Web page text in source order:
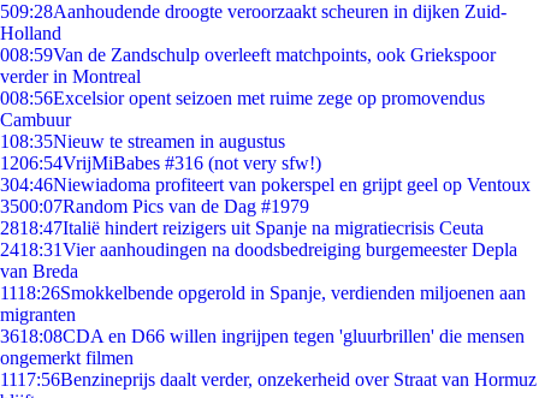
509:28Aanhoudende droogte veroorzaakt scheuren in dijken Zuid-
Holland
008:59Van de Zandschulp overleeft matchpoints, ook Griekspoor
verder in Montreal
008:56Excelsior opent seizoen met ruime zege op promovendus
Cambuur
108:35Nieuw te streamen in augustus
1206:54VrijMiBabes #316 (not very sfw!)
304:46Niewiadoma profiteert van pokerspel en grijpt geel op Ventoux
3500:07Random Pics van de Dag #1979
2818:47Italië hindert reizigers uit Spanje na migratiecrisis Ceuta
2418:31Vier aanhoudingen na doodsbedreiging burgemeester Depla
van Breda
1118:26Smokkelbende opgerold in Spanje, verdienden miljoenen aan
migranten
3618:08CDA en D66 willen ingrijpen tegen 'gluurbrillen' die mensen
ongemerkt filmen
1117:56Benzineprijs daalt verder, onzekerheid over Straat van Hormuz